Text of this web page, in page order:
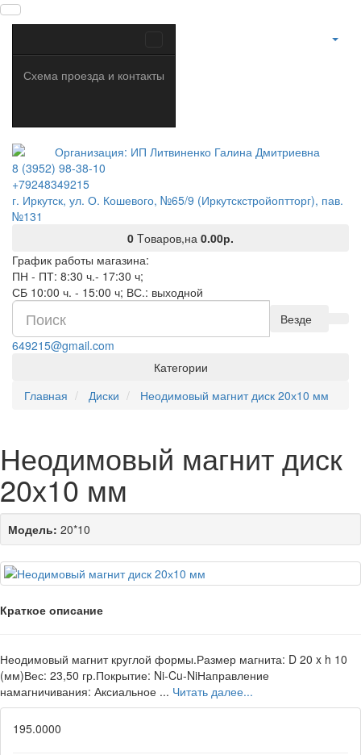
Схема проезда и контакты
8 (3952) 98-38-10
+79248349215
г. Иркутск, ул. О. Кошевого, №65/9 (Иркутскстройоптторг), пав.
№131
0 Tоваров,на 0.00р.
График работы магазина:
ПН - ПТ: 8:30 ч.- 17:30 ч;
СБ 10:00 ч. - 15:00 ч; ВС.: выходной
Везде
649215@gmail.com
Категории
Главная
Диски Неодимовый магнит диск 20х10 мм
Неодимовый магнит диск
20х10 мм
Модель: 20*10
Краткое описание
Неодимовый магнит круглой формы.Размер магнита: D 20 x h 10
(мм)Вес: 23,50 гр.Покрытие: Ni-Cu-NiНаправление
намагничивания: Аксиальное ... Читать далее...
195.0000